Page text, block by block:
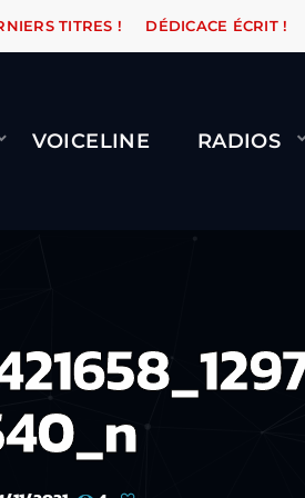
WARÉTRO ORANGE ROAD QUI
TITRES ! DÉDICACE ÉCRIT !
VOICELINE RADIOS